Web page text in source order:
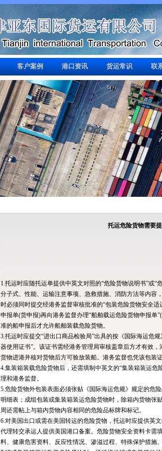
客户案例 港口资讯 货运常识 联
托运危险货物需要
1.托运时应随托运单提供中英文对照的“危险货物说明书”或“
分子式、性能、运输注意事项、急救措施、消防方法等内容
时必须同时提交经港务监督审核批准的“包装危险货物安全
申报单(货申报)再向港务监督办理“船舶载运危险货物申报单
准的船申报后才允许船舶装载危险货物。
3.托运时应提交“进出口商品检验局”出具的按《国际海运危
器使用证书”。该证书需经港务管理局审核盖章后方才有效
货物进港并核对货物后方可验放装船。港务监督也凭该包装
4.集装箱装载危险货物后，还需填制中英文的“集装箱装运
理和港务监督。
5.危险货物外包装表面必须张贴《国际海运危规》规定的危
明细表；成组包装或集装箱装运危险货物时，除箱内货物张
周还需帖上与箱内货物内容相同的危险品标牌和标记。
6.对美国出口或需在美国转运的危险货物，托运时应提供英
代理转交承运人提供美国港口备案。危险货物安全资料卡需
料、健康危害资料、反应性情况、渗溢过程、特殊保护措施